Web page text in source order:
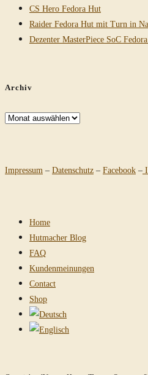
CS Hero Fedora Hut
Raider Fedora Hut mit Turn in
Dezenter MasterPiece SoC
Archiv
Archiv
Impressum – Datenschutz – Facebook –
Home
Hutmacher Blog
FAQ
Kundenmeinungen
Contact
Shop